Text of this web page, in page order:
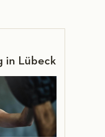
in Lübeck